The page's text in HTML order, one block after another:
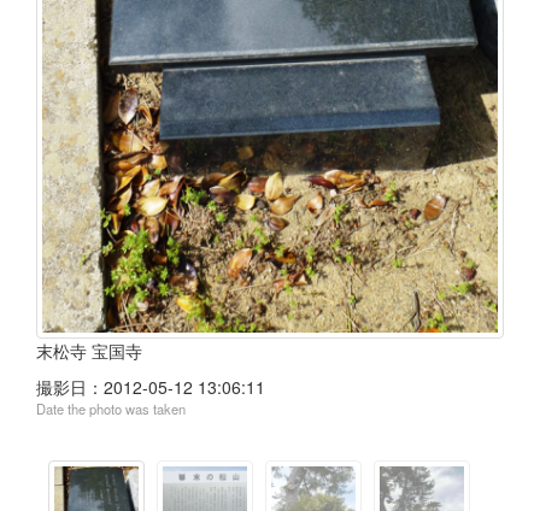
末松寺 宝国寺
撮影日： 2012-05-12 13:06:11
Date the photo was taken